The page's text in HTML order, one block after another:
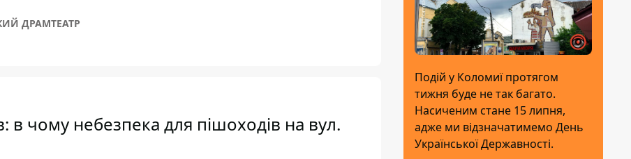
ДРАМТЕАТР
в чому небезпека для пішоходів на вул.
Подій у Коломиї протягом
тижня буде не так багато.
Насиченим стане 15 липня,
адже ми відзначатимемо День
Української Державності.